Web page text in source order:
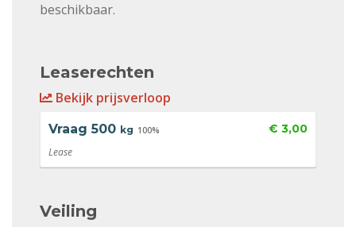
beschikbaar.
Leaserechten
Bekijk prijsverloop
Vraag 500 kg 100% € 3,00
Lease
Veiling